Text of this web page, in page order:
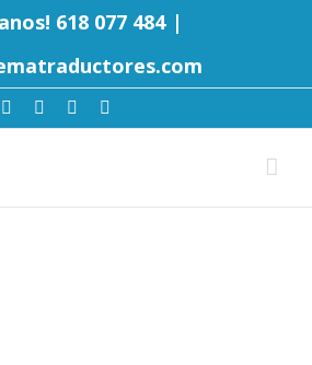
618 077 484 |